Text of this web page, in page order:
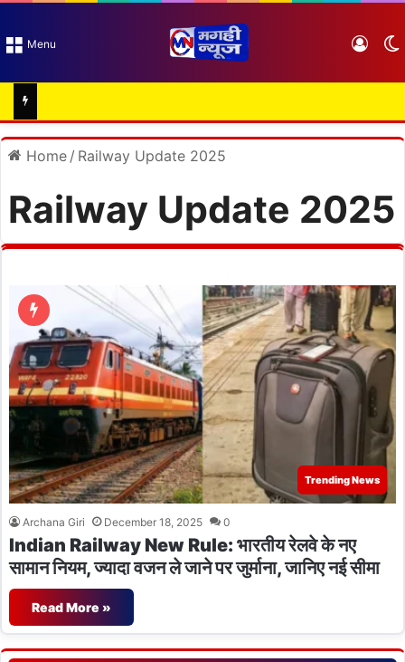
Menu Log
Home / Railway Update 2025
Railway Update 2025
Trending News
Archana Giri December 18, 2025 0
Indian Railway New Rule: भारतीय रेलवे के नए
सामान नियम, ज्यादा वजन ले जाने पर जुर्माना, जानिए नई सीमा
Read More »